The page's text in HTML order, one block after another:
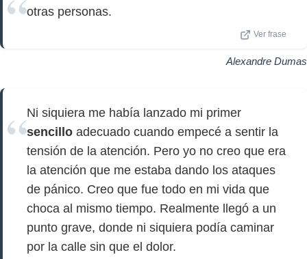
otras personas.
Ver frase
Alexandre Dumas
Ni siquiera me había lanzado mi primer
sencillo adecuado cuando empecé a sentir la
tensión de la atención. Pero yo no creo que era
la atención que me estaba dando los ataques
de pánico. Creo que fue todo en mi vida que
choca al mismo tiempo. Realmente llegó a un
punto grave, donde ni siquiera podía caminar
por la calle sin que el dolor.